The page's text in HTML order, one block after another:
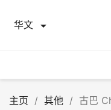
华文 
主页 其他 古巴